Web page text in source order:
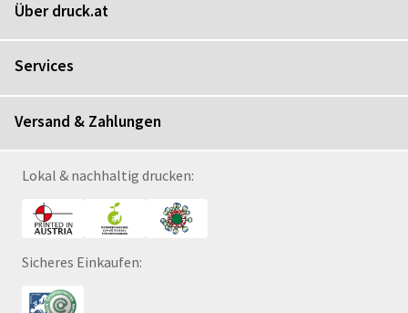
Über druck.at
Services
Versand & Zahlungen
Lokal & nachhaltig drucken:
Sicheres Einkaufen: